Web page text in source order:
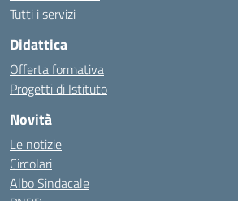
Tutti i servizi
Didattica
Offerta formativa
Progetti di Istituto
Novità
Le notizie
Circolari
Albo Sindacale